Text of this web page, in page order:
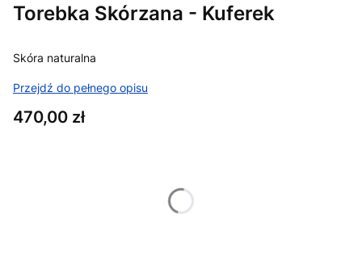
Torebka Skórzana - Kuferek
Skóra naturalna
Przejdź do pełnego opisu
Cena
470,00 zł
Poszczególne warianty mogą różnić się ceną